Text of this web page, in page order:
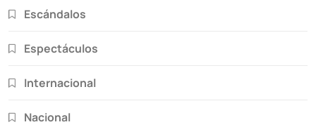
Escándalos
Espectáculos
Internacional
Nacional